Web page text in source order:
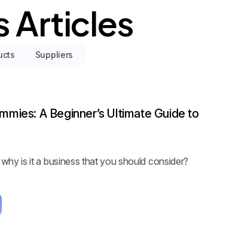
Articles
Suppliers
A Beginner’s Ultimate Guide to
is it a business that you should consider?